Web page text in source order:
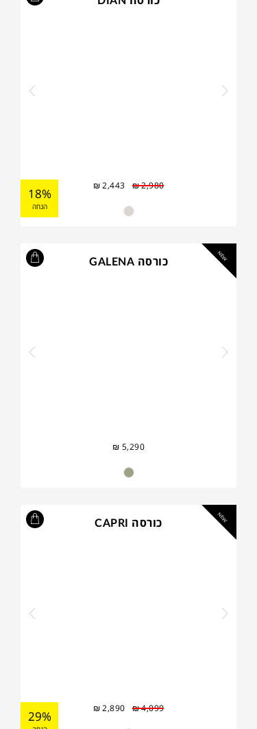
₪2,980
₪2,443
18%
הנחה
NEW כורסה GALENA
₪ 5,290
NEW כורסה CAPRI
₪4,099
₪2,890
29%